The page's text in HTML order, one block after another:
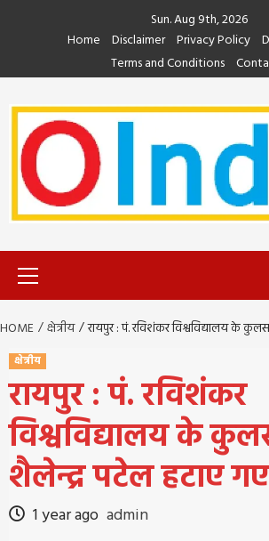
Sun. Aug 9th, 2026
Home
Disclaimer Privacy Policy
Terms and Conditions
HOME क्षेत्रीय रायपुर : पं. रविशंकर विश्वविद्यालय के
क्षेत्रीय
रायपुर : पं. रविशंकर
विश्वविद्यालय के
शैलेन्द्र पटेल हटाए गए
1 year ago admin